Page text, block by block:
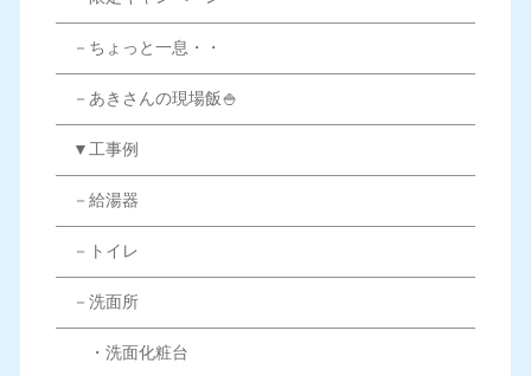
－ちょっと一息・・
－あきさんの現場飯🍚
▼工事例
－給湯器
－トイレ
－洗面所
・洗面化粧台